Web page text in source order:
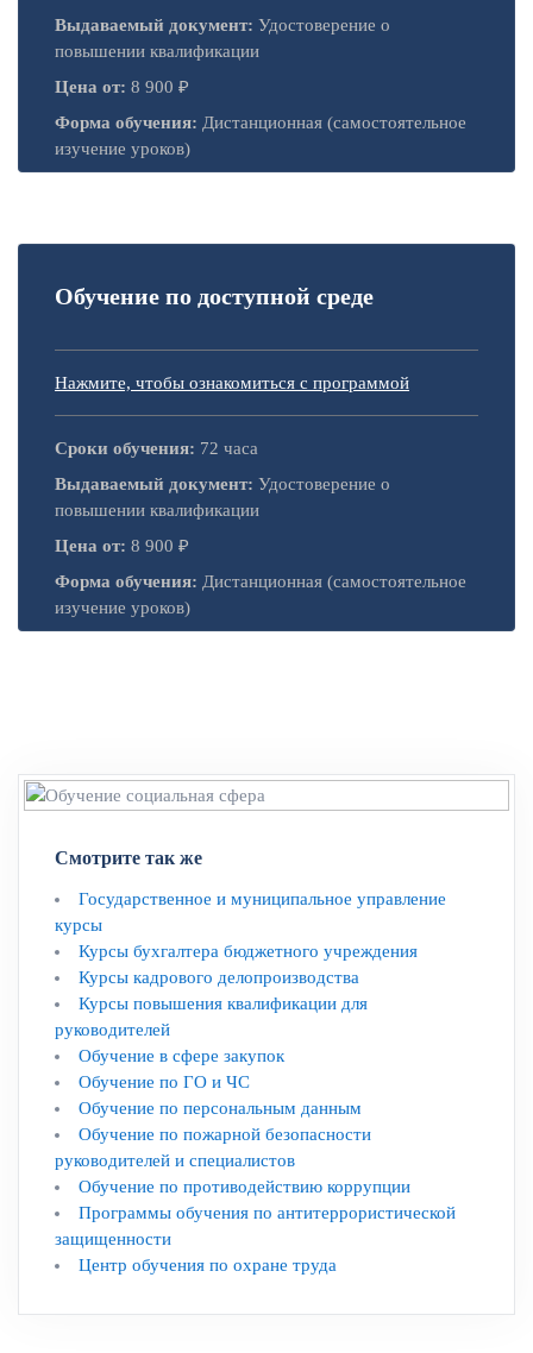
Выдаваемый документ: Удостоверение о
повышении квалификации
Цена от: 8 900 ₽
Форма обучения: Дистанционная (самостоятельное
изучение уроков)
Обучение по доступной среде
Нажмите, чтобы ознакомиться с программой
Сроки обучения: 72 часа
Выдаваемый документ: Удостоверение о
повышении квалификации
Цена от: 8 900 ₽
Форма обучения: Дистанционная (самостоятельное
изучение уроков)
Смотрите так же
Государственное и муниципальное управление
курсы
Курсы бухгалтера бюджетного учреждения
Курсы кадрового делопроизводства
Курсы повышения квалификации для
руководителей
Обучение в сфере закупок
Обучение по ГО и ЧС
Обучение по персональным данным
Обучение по пожарной безопасности
руководителей и специалистов
Обучение по противодействию коррупции
Программы обучения по антитеррористической
защищенности
Центр обучения по охране труда